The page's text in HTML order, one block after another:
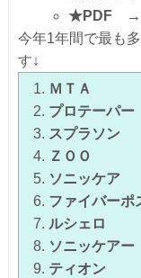
★PDF →
今年1年間で最も
す↓
ＭＴＡ
プロテーパー
スプラソン
ＺＯＯ
ソニッケア
ファイバーポ
ルシェロ
ソニッケアー
ティオン